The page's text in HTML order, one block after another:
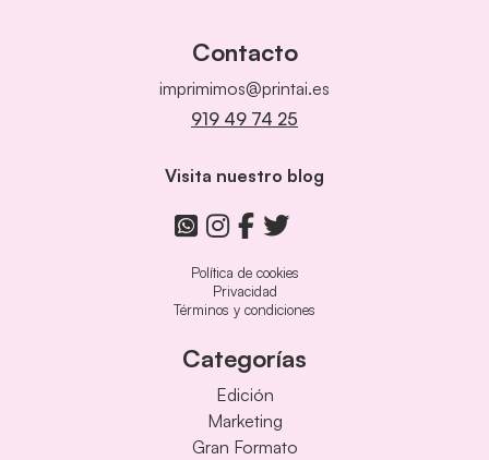
Contacto
imprimimos@printai.es
919 49 74 25
Visita nuestro blog
Política de cookies
Privacidad
Términos y condiciones
Categorías
Edición
Marketing
Gran Formato